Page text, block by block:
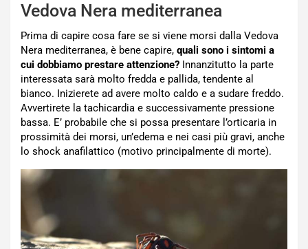
Vedova Nera mediterranea
Prima di capire cosa fare se si viene morsi dalla Vedova
Nera mediterranea, è bene capire, quali sono i sintomi a
cui dobbiamo prestare attenzione? Innanzitutto la parte
interessata sarà molto fredda e pallida, tendente al
bianco. Inizierete ad avere molto caldo e a sudare freddo.
Avvertirete la tachicardia e successivamente pressione
bassa. E’ probabile che si possa presentare l’orticaria in
prossimità dei morsi, un’edema e nei casi più gravi, anche
lo shock anafilattico (motivo principalmente di morte).